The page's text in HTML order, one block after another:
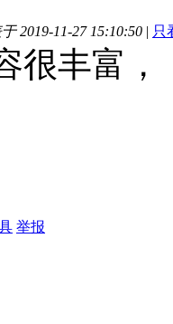
2019-11-27 15:10:50 | 只
很丰富，
举报